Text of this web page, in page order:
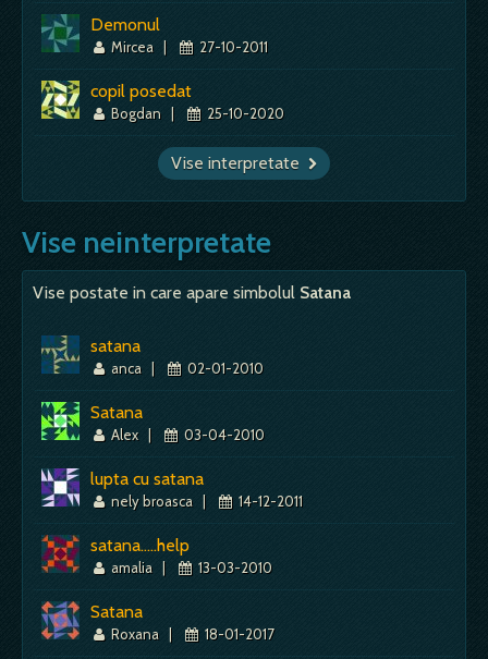
Demonul
Mircea | 27-10-2011
copil posedat
Bogdan | 25-10-2020
Vise interpretate
Vise neinterpretate
Vise postate in care apare simbolul Satana
satana
anca | 02-01-2010
Satana
Alex | 03-04-2010
lupta cu satana
nely broasca | 14-12-2011
satana.....help
amalia | 13-03-2010
Satana
Roxana | 18-01-2017